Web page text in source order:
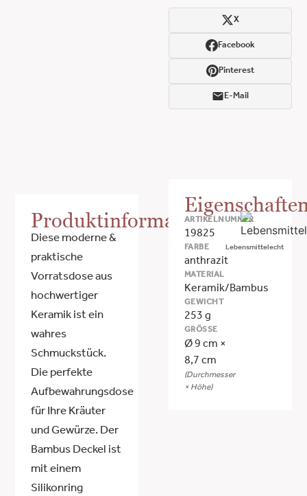
X
Facebook
Pinterest
E-Mail
Produktinformationen
Diese moderne &
praktische
Vorratsdose aus
hochwertiger
Keramik ist ein
wahres
Schmuckstück.
Die perfekte
Aufbewahrungsdose
für Ihre Kräuter
und Gewürze. Der
Bambus Deckel ist
mit einem
Silikonring
ARTIKELNUMMER
19825
FARBE
anthrazit
MATERIAL
Keramik/Bambus
GEWICHT
253 g
GRÖSSE
Ø 9 cm ×
8,7 cm
(Durchmesser
× Höhe)
Lebensmittelecht